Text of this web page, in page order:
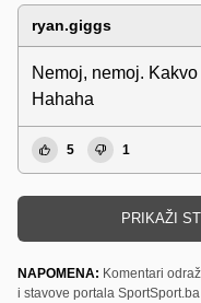
ryan.giggs
Nemoj, nemoj.
Hahaha
5 1
PRIKAŽI
NAPOMENA: Komentari
i stavove portala